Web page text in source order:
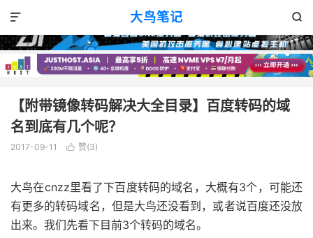
大鸟笔记 

技术分享
【附带镜像转码解决大全目录】百度转码的域
名到底有几个呢？
2017-09-11  赞(3)
大鸟在cnzz里看了下百度转码的域名，大概有3个，可能还
有更多的转码域名，但是大鸟还没看到，或者说百度还没放
出来。我们先看下目前3个转码的域名。